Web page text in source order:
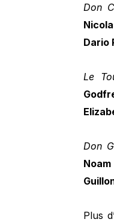
Don
Dario
Le
Don
Noam
Plus